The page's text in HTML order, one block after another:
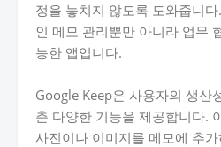
정을 놓치지 않도록 도와줍니
인 메모 관리뿐만 아니라 업무
능한 앱입니다.
Google Keep은 사용자의 생산
춘 다양한 기능을 제공합니다.
사진이나 이미지를 메모에 추